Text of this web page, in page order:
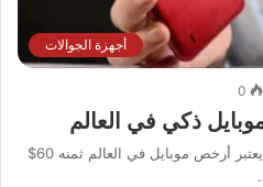
أجهزة الجوالات
0
موبايل نوكيا C1 : هناك موبايل ذكي يعتبر أرخص موبايل في العالم ثمنه 60$